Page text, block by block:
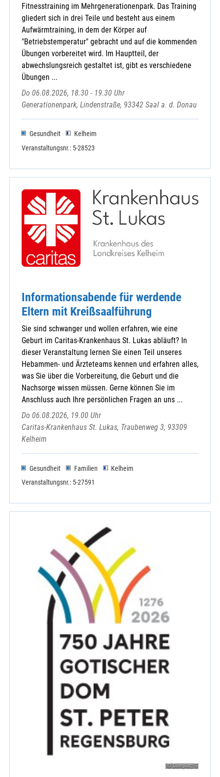
Fitnesstraining im Mehrgenerationenpark. Das Training
gliedert sich in drei Teile und besteht aus einem
Aufwärmtraining, in dem der Körper auf
"Betriebstemperatur" gebracht und auf die kommenden
Übungen vorbereitet wird. Im Hauptteil, der
abwechslungsreich gestaltet ist, gibt es verschiedene
Übungen ...
Do 06.08.2026, 18.30 - 19.30 Uhr
Generationenpark, Lindenstraße, 93342 Saal a. d. Donau
Gesundheit
Kelheim
Veranstaltungsnr.: 5-28523
Informationsabende für werdende
Eltern mit Kreißsaalführung
Sie sind schwanger und wollen erfahren, wie eine
Geburt im Caritas-Krankenhaus St. Lukas abläuft? In
dieser Veranstaltung lernen Sie einen Teil unseres
Hebammen- und Ärzteteams kennen und erfahren alles,
was Sie über die Vorbereitung, die Geburt und die
Nachsorge wissen müssen. Gerne können Sie im
Anschluss auch Ihre persönlichen Fragen an uns ...
Do 06.08.2026, 19.00 Uhr
Caritas-Krankenhaus St. Lukas, Traubenweg 3, 93309
Kelheim
Gesundheit Familien
Kelheim
Veranstaltungsnr.: 5-27591
© Domplatz 5